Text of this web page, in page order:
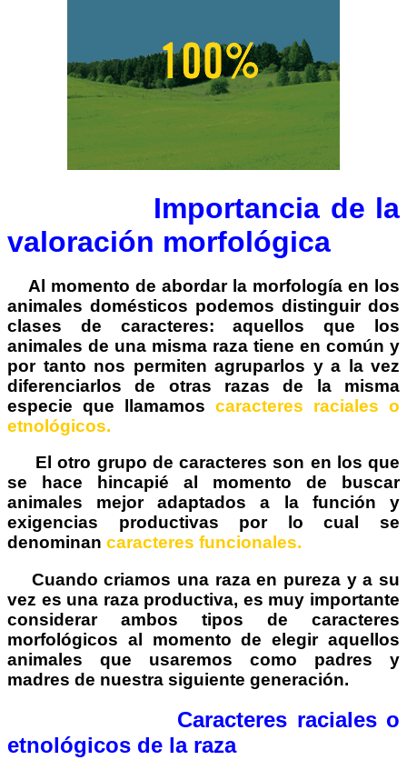
Importancia de la
valoración morfológica
Al momento de abordar la morfología en los
animales domésticos podemos distinguir dos
clases de caracteres: aquellos que los
animales de una misma raza tiene en común y
por tanto nos permiten agruparlos y a la vez
diferenciarlos de otras razas de la misma
especie que llamamos caracteres raciales o
etnológicos.
El otro grupo de caracteres son en los que
se hace hincapié al momento de buscar
animales mejor adaptados a la función y
exigencias productivas por lo cual se
denominan caracteres funcionales.
Cuando criamos una raza en pureza y a su
vez es una raza productiva, es muy importante
considerar ambos tipos de caracteres
morfológicos al momento de elegir aquellos
animales que usaremos como padres y
madres de nuestra siguiente generación.
Caracteres raciales o
etnológicos de la raza